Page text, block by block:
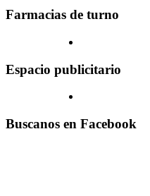
Farmacias de turno
Espacio publicitario
Buscanos en Facebook